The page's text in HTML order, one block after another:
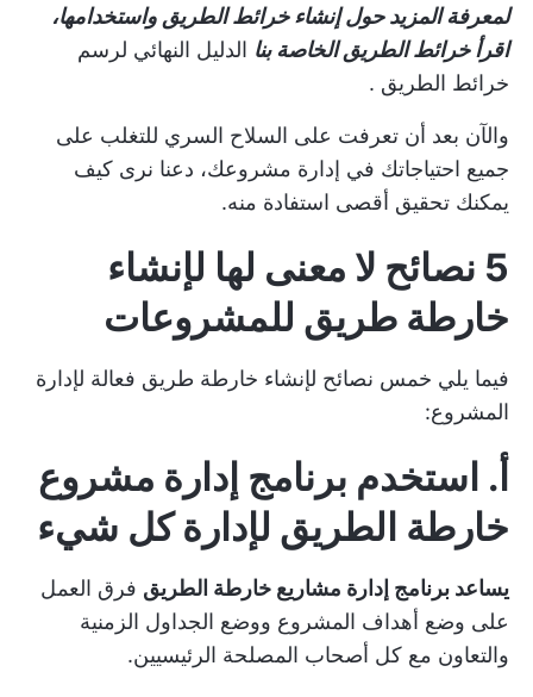
لمعرفة المزيد حول إنشاء خرائط الطريق واستخدامها،
اقرأ خرائط الطريق الخاصة بنا الدليل النهائي لرسم
خرائط الطريق .
والآن بعد أن تعرفت على السلاح السري للتغلب على
جميع احتياجاتك في إدارة مشروعك، دعنا نرى كيف
يمكنك تحقيق أقصى استفادة منه.
5 نصائح لا معنى لها لإنشاء
خارطة طريق للمشروعات
فيما يلي خمس نصائح لإنشاء خارطة طريق فعالة لإدارة
المشروع:
أ. استخدم برنامج إدارة مشروع
خارطة الطريق لإدارة كل شيء
يساعد برنامج إدارة مشاريع خارطة الطريق فرق العمل
على وضع أهداف المشروع ووضع الجداول الزمنية
والتعاون مع كل أصحاب المصلحة الرئيسيين.